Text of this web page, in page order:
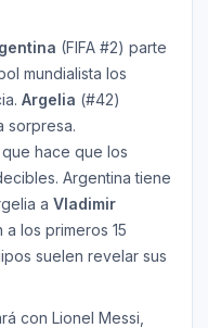
(FIFA #2) parte
mundialista los
Argelia (#42)
sorpresa.
hace que los
Argentina tiene
a Vladimir
los primeros 15
suelen revelar sus
con Lionel Messi,